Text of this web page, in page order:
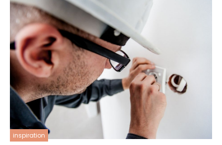
inspiration